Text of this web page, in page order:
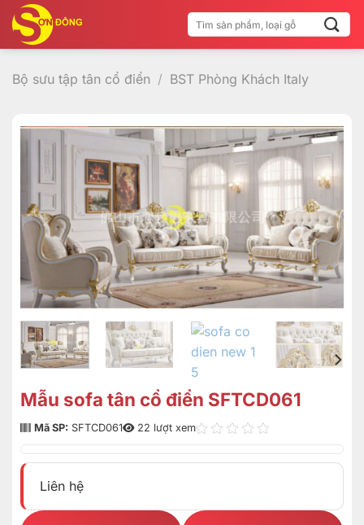
qua
nội
dung
Tìm
kiếm:
Bộ sưu tập tân cổ điển / BST Phòng Khách Italy
Mẫu sofa tân cổ điển SFTCD061
Mã SP: SFTCD061 22 lượt xem
Liên hệ